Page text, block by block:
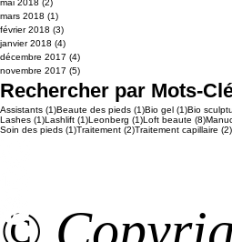
mai 2018 (2)
mars 2018 (1)
février 2018 (3)
janvier 2018 (4)
décembre 2017 (4)
novembre 2017 (5)
Rechercher par Mots-
Assistants (1)1 post
Beaute des pieds (1)1 post
Bio gel (1)1 post
Bio
Lashes (1)1 post
Lashlift (1)1 post
Leonberg (1)1 post
Loft beaute (8)8
Soin des pieds (1)1 post
Traitement (2)2 posts
Traitement capillaire (2)